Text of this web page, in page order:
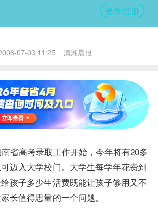
登录/注册
07-03 11:25 潇湘晨报
高考录取工作开始，今年将有20多
可迈入大学校门。大学生每学年花费到
孩子多少生活费既能让孩子够用又不
长值得思量的一个问题。